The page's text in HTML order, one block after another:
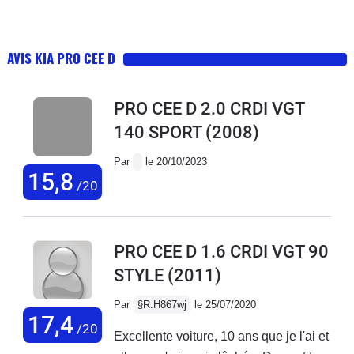
AVIS KIA PRO CEE D
15,8 /20
PRO CEE D 2.0 CRDI VGT
140 SPORT(2008)
Par le 20/10/2023
17,4/20
PRO CEE D 1.6 CRDI VGT 90
STYLE (2011)
Par §R.H867wj le 25/07/2020
Excellente voiture, 10 ans que je l'ai et